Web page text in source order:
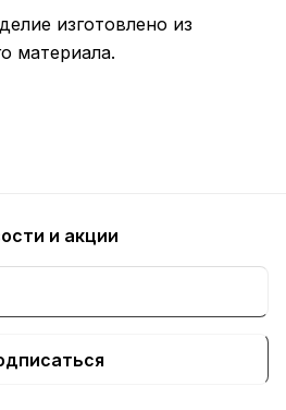
изготовлено из
материала.
и акции